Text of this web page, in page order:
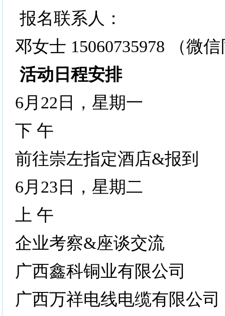
报名联系人：
邓女士 15060735978 （微
活动日程安排
6月22日，星期一
下 午
前往崇左指定酒店&报到
6月23日，星期二
上 午
企业考察&座谈交流
广西鑫科铜业有限公司
广西万祥电线电缆有限公司